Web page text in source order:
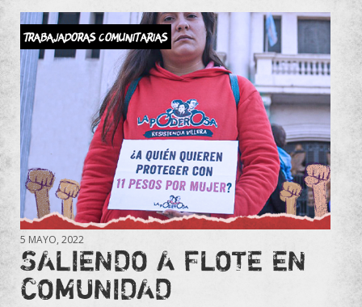
Trabajadoras comunitarias
5 MAYO, 2022
SALIENDO A FLOTE EN
COMUNIDAD